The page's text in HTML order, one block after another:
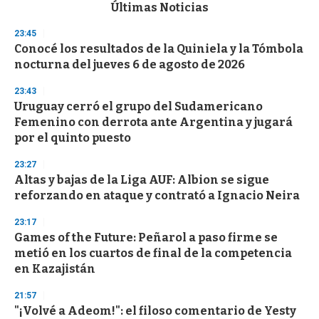
d
s
o
f
3
s
e
c
o
d
s
Últimas Noticias
23:45
Conocé los resultados de la Quiniela y la Tómbola
nocturna del jueves 6 de agosto de 2026
23:43
Uruguay cerró el grupo del Sudamericano
Femenino con derrota ante Argentina y jugará
por el quinto puesto
23:27
Altas y bajas de la Liga AUF: Albion se sigue
reforzando en ataque y contrató a Ignacio Neira
23:17
Games of the Future: Peñarol a paso firme se
metió en los cuartos de final de la competencia
en Kazajistán
21:57
"¡Volvé a Adeom!": el filoso comentario de Yesty